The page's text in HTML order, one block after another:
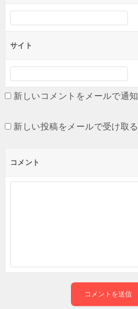
サイト
新しいコメントをメールで通知
新しい投稿をメールで受け取る
コメント